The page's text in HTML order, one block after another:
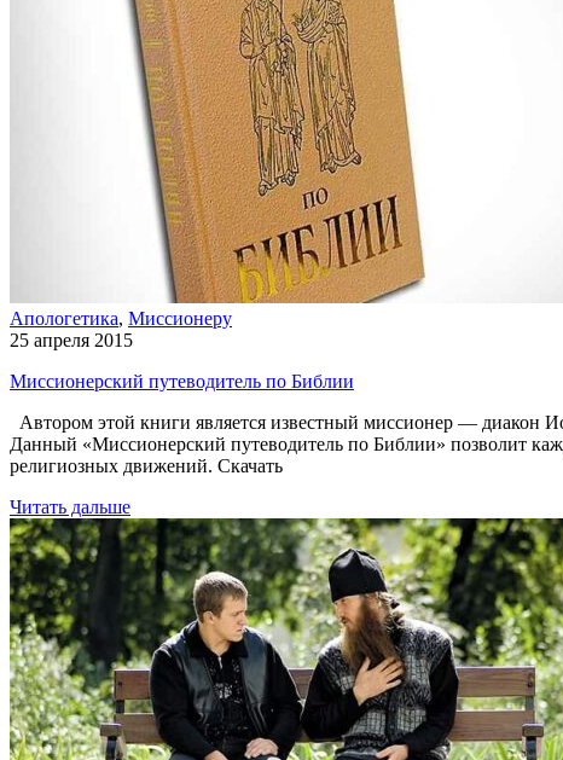
Апологетика, Миссионеру
25 апреля 2015
Миссионерский путеводитель по Библии
Автором этой книги является известный миссионер — диакон
Данный «Миссионерский путеводитель по Библии» позволит
религиозных движений. Скачать
Читать дальше